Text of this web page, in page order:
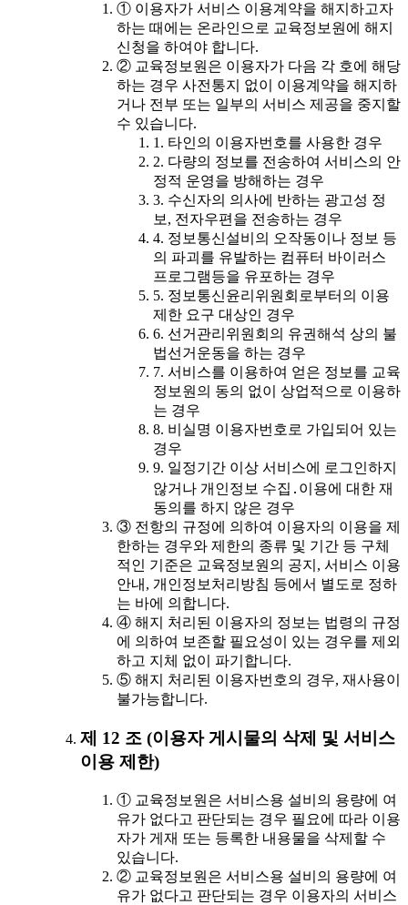
① 이용자가 서비스 이용계약을 해지하고자
하는 때에는 온라인으로 교육정보원에 해지
신청을 하여야 합니다.
② 교육정보원은 이용자가 다음 각 호에 해당
하는 경우 사전통지 없이 이용계약을 해지하
거나 전부 또는 일부의 서비스 제공을 중지할
수 있습니다.
1. 타인의 이용자번호를 사용한 경우
2. 다량의 정보를 전송하여 서비스의 안
정적 운영을 방해하는 경우
3. 수신자의 의사에 반하는 광고성 정
보, 전자우편을 전송하는 경우
4. 정보통신설비의 오작동이나 정보 등
의 파괴를 유발하는 컴퓨터 바이러스
프로그램등을 유포하는 경우
5. 정보통신윤리위원회로부터의 이용
제한 요구 대상인 경우
6. 선거관리위원회의 유권해석 상의 불
법선거운동을 하는 경우
7. 서비스를 이용하여 얻은 정보를 교육
정보원의 동의 없이 상업적으로 이용하
는 경우
8. 비실명 이용자번호로 가입되어 있는
경우
9. 일정기간 이상 서비스에 로그인하지
않거나 개인정보 수집․이용에 대한 재
동의를 하지 않은 경우
③ 전항의 규정에 의하여 이용자의 이용을 제
한하는 경우와 제한의 종류 및 기간 등 구체
적인 기준은 교육정보원의 공지, 서비스 이용
안내, 개인정보처리방침 등에서 별도로 정하
는 바에 의합니다.
④ 해지 처리된 이용자의 정보는 법령의 규정
에 의하여 보존할 필요성이 있는 경우를 제외
하고 지체 없이 파기합니다.
⑤ 해지 처리된 이용자번호의 경우, 재사용이
불가능합니다.
제 12 조 (이용자 게시물의 삭제 및 서비스
이용 제한)
① 교육정보원은 서비스용 설비의 용량에 여
유가 없다고 판단되는 경우 필요에 따라 이용
자가 게재 또는 등록한 내용물을 삭제할 수
있습니다.
② 교육정보원은 서비스용 설비의 용량에 여
유가 없다고 판단되는 경우 이용자의 서비스